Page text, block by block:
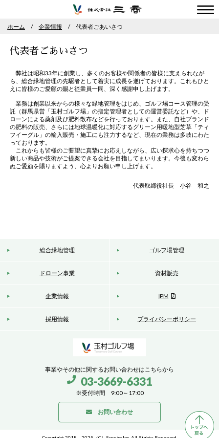
ホーム 企業情報 代表者ごあいさつ
代表者ごあいさつ
弊社は昭和33年に創業し、多くのお客様や関係者の皆様に支えられなが
ら、総合緑地管理の先駆者として着実に成長を遂げております。これもひと
えに皆様のご愛顧の賜と従業員一同、深く感謝申し上げます。
業務は創業以来からの様々な緑地管理をはじめ、ゴルフ場コース管理の受
託（群馬県営「玉村ゴルフ場」の指定管理者としての運営委託など）や、ド
ローンによる薬剤及び肥料散布などを行っております。また、自社ブランド
の肥料の販売、さらには地球温暖化に対応するグリーン用暖地型芝草「ティ
フイーグル」の輸入販売・施工にも注力するなど、現在の業務は多岐にわた
っております。
これからも皆様のご要望に真摯にお応えしながら、広い探求心を持ちつつ
新しい商品や技術がご提案できる会社を目指してまいります。今後も変わら
ぬご愛顧を賜りますよう、心よりお願い申し上げます。
代表取締役社長 小谷 和之
総合緑地管理 ゴルフ場管理
ドローン事業 資材販売
企業情報 IPM
採用情報 プライバシーポリシー
事業やその他に関するお問い合わせはこちらから
電
話
03-3669-6331
※受付時間 9:00～17:00
お問い合わせ